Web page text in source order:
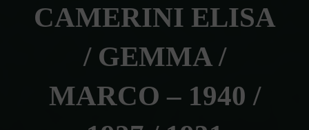
CAMERINI ELISA
/ GEMMA /
MARCO – 1940 /